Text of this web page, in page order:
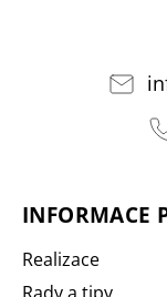
INFORMACE
Realizace